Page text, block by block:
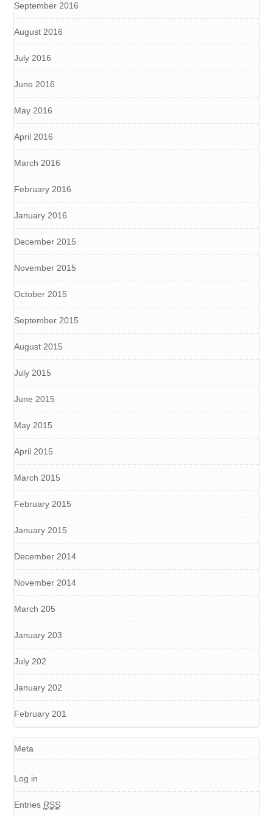
September 2016
August 2016
July 2016
June 2016
May 2016
April 2016
March 2016
February 2016
January 2016
December 2015
November 2015
October 2015
September 2015
August 2015
July 2015
June 2015
May 2015
April 2015
March 2015
February 2015
January 2015
December 2014
November 2014
March 205
January 203
July 202
January 202
February 201
Meta
Log in
Entries RSS